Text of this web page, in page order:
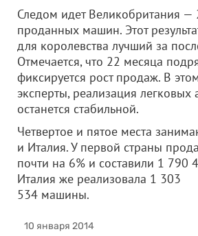
Следом идет Великобритания —
проданных машин. Этот
для королевства лучший за
Отмечается, что 22 месяца
фиксируется рост продаж. В
эксперты, реализация легковых
останется стабильной.
Четвертое и пятое места
и Италия. У первой страны
почти на 6% и составили 1 790
Италия же реализовала 1 303
534 машины.
10 января 2014